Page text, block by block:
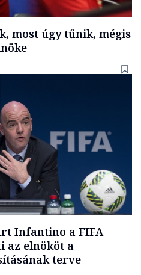
most úgy tűnik, mégis
Infantino a FIFA
az elnököt a
terve